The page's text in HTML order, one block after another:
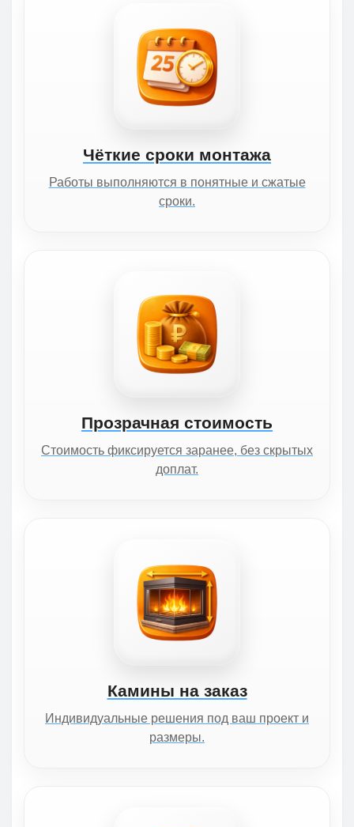
Чёткие сроки монтажа
Работы выполняются в понятные и сжатые
сроки.
Прозрачная стоимость
Стоимость фиксируется заранее, без скрытых
доплат.
Камины на заказ
Индивидуальные решения под ваш проект и
размеры.